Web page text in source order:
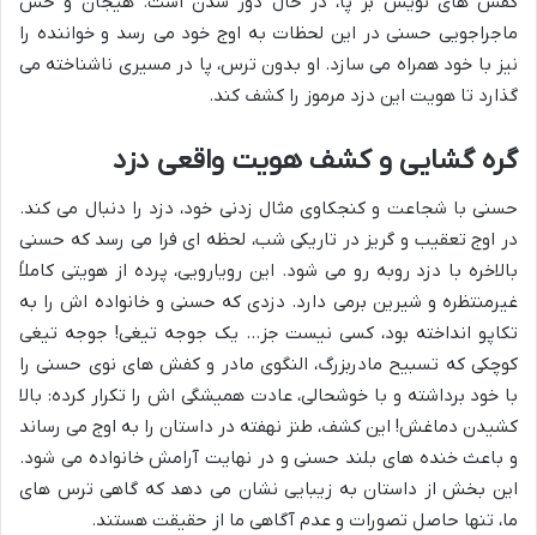
ماجراجویی حسنی در این لحظات به اوج خود می رسد و خواننده را
نیز با خود همراه می سازد. او بدون ترس، پا در مسیری ناشناخته می
گذارد تا هویت این دزد مرموز را کشف کند.
گره گشایی و کشف هویت واقعی دزد
حسنی با شجاعت و کنجکاوی مثال زدنی خود، دزد را دنبال می کند.
در اوج تعقیب و گریز در تاریکی شب، لحظه ای فرا می رسد که حسنی
بالاخره با دزد روبه رو می شود. این رویارویی، پرده از هویتی کاملاً
غیرمنتظره و شیرین برمی دارد. دزدی که حسنی و خانواده اش را به
تکاپو انداخته بود، کسی نیست جز… یک جوجه تیغی! جوجه تیغی
کوچکی که تسبیح مادربزرگ، النگوی مادر و کفش های نوی حسنی را
با خود برداشته و با خوشحالی، عادت همیشگی اش را تکرار کرده: بالا
کشیدن دماغش! این کشف، طنز نهفته در داستان را به اوج می رساند
و باعث خنده های بلند حسنی و در نهایت آرامش خانواده می شود.
این بخش از داستان به زیبایی نشان می دهد که گاهی ترس های
ما، تنها حاصل تصورات و عدم آگاهی ما از حقیقت هستند.